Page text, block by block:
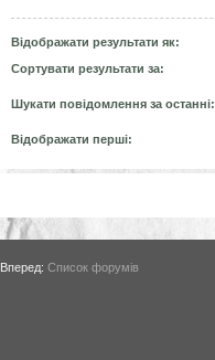
Відображати результати як:
Сортувати результати за:
Шукати повідомлення за останні:
Відображати перші:
Вперед: Список форумів